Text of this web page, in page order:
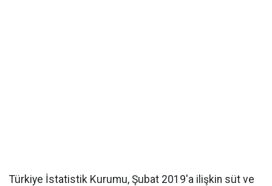
Türkiye İstatistik Kurumu, Şubat 2019'a ilişkin süt ve